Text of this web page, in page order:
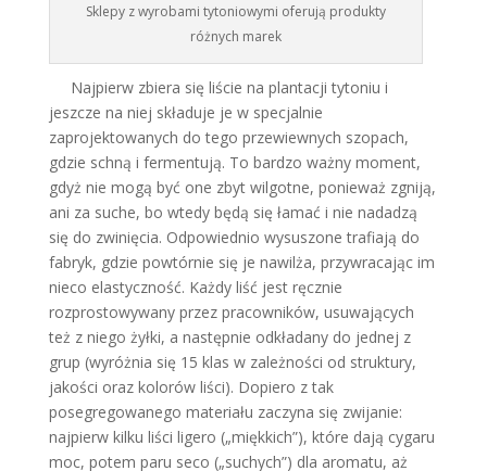
Sklepy z wyrobami tytoniowymi oferują produkty
różnych marek
Najpierw zbiera się liście na plantacji tytoniu i
jeszcze na niej składuje je w specjalnie
zaprojektowanych do tego przewiewnych szopach,
gdzie schną i fermentują. To bardzo ważny moment,
gdyż nie mogą być one zbyt wilgotne, ponieważ zgniją,
ani za suche, bo wtedy będą się łamać i nie nadadzą
się do zwinięcia. Odpowiednio wysuszone trafiają do
fabryk, gdzie powtórnie się je nawilża, przywracając im
nieco elastyczność. Każdy liść jest ręcznie
rozprostowywany przez pracowników, usuwających
też z niego żyłki, a następnie odkładany do jednej z
grup (wyróżnia się 15 klas w zależności od struktury,
jakości oraz kolorów liści). Dopiero z tak
posegregowanego materiału zaczyna się zwijanie:
najpierw kilku liści ligero („miękkich”), które dają cygaru
moc, potem paru seco („suchych”) dla aromatu, aż